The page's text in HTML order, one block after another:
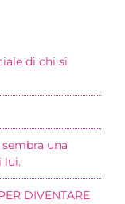
di chi si
una
lui.
DIVENTARE